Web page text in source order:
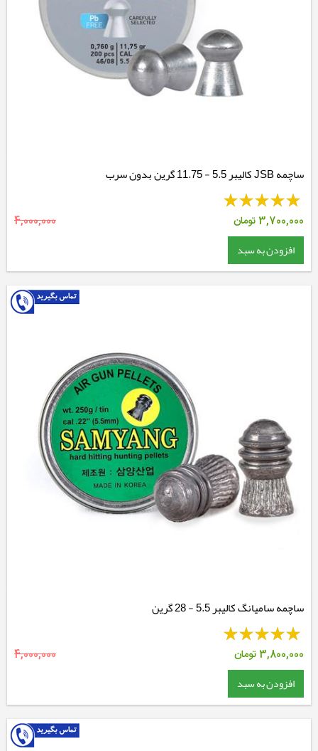
ساچمه JSB کالیبر 5.5 - 11.75 گرین بدون سرب
3,700,000تومان 4,000,000
افزودن به سبد
ساچمه سامیانگ کالیبر 5.5 - 28 گرین
3,800,000تومان 4,000,000
افزودن به سبد